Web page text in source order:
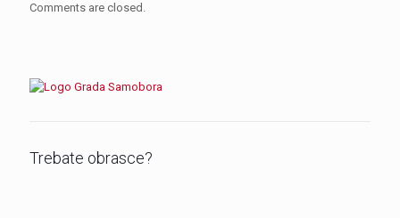
Comments are closed.
Trebate obrasce?